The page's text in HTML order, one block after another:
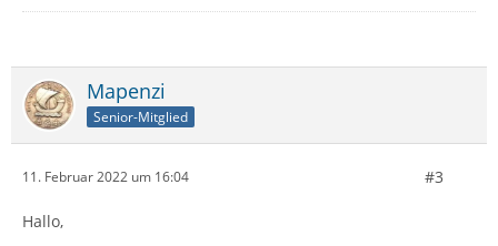
Mapenzi
Senior-Mitglied
11. Februar 2022 um 16:04 #3
Hallo,